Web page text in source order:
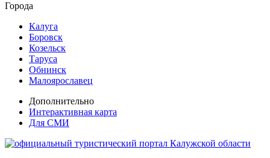
Города
Калуга
Боровск
Козельск
Таруса
Обнинск
Малоярославец
Дополнительно
Интерактивная карта
Для СМИ